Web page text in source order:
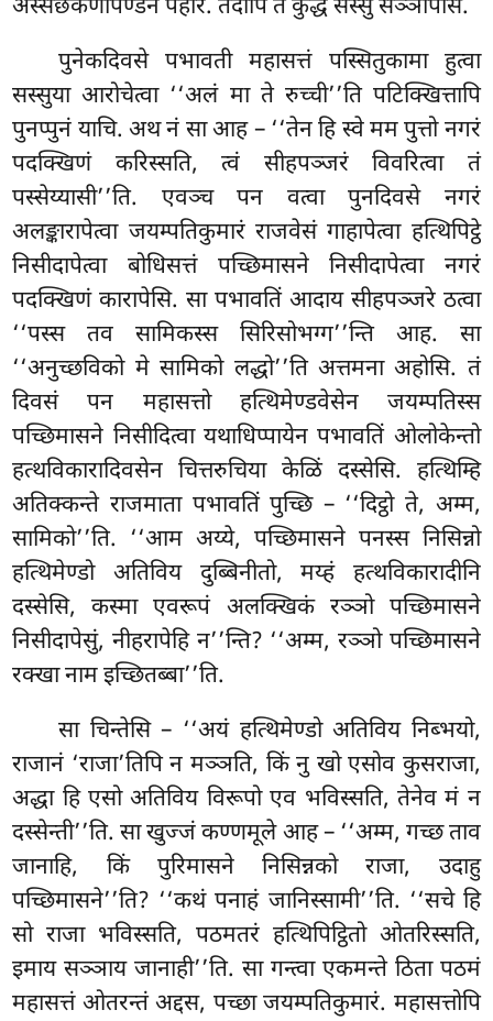
अस्सछकणपिण्डेन पहरि. तदापि तं कुद्धं सस्सु सञ्ञापेसि.
पुनेकदिवसे पभावती महासत्तं पस्सितुकामा हुत्वा
सस्सुया आरोचेत्वा ‘‘अलं मा ते रुच्ची’’ति पटिक्खित्तापि
पुनप्पुनं याचि. अथ नं सा आह – ‘‘तेन हि स्वे मम पुत्तो नगरं
पदक्खिणं करिस्सति, त्वं सीहपञ्जरं विवरित्वा तं
पस्सेय्यासी’’ति. एवञ्च पन वत्वा पुनदिवसे नगरं
अलङ्कारापेत्वा जयम्पतिकुमारं राजवेसं गाहापेत्वा हत्थिपिट्ठे
निसीदापेत्वा बोधिसत्तं पच्छिमासने निसीदापेत्वा नगरं
पदक्खिणं कारापेसि. सा पभावतिं आदाय सीहपञ्जरे ठत्वा
‘‘पस्स तव सामिकस्स सिरिसोभग्ग’’न्ति आह. सा
‘‘अनुच्छविको मे सामिको लद्धो’’ति अत्तमना अहोसि. तं
दिवसं पन महासत्तो हत्थिमेण्डवेसेन जयम्पतिस्स
पच्छिमासने निसीदित्वा यथाधिप्पायेन पभावतिं ओलोकेन्तो
हत्थविकारादिवसेन चित्तरुचिया केळिं दस्सेसि. हत्थिम्हि
अतिक्कन्ते राजमाता पभावतिं पुच्छि – ‘‘दिट्ठो ते, अम्म,
सामिको’’ति. ‘‘आम अय्ये, पच्छिमासने पनस्स निसिन्नो
हत्थिमेण्डो अतिविय दुब्बिनीतो, मय्हं हत्थविकारादीनि
दस्सेसि, कस्मा एवरूपं अलक्खिकं रञ्ञो पच्छिमासने
निसीदापेसुं, नीहरापेहि न’’न्ति? ‘‘अम्म, रञ्ञो पच्छिमासने
रक्खा नाम इच्छितब्बा’’ति.
सा चिन्तेसि – ‘‘अयं हत्थिमेण्डो अतिविय निब्भयो,
राजानं ‘राजा’तिपि न मञ्ञति, किं नु खो एसोव कुसराजा,
अद्धा हि एसो अतिविय विरूपो एव भविस्सति, तेनेव मं न
दस्सेन्ती’’ति. सा खुज्जं कण्णमूले आह – ‘‘अम्म, गच्छ ताव
जानाहि, किं पुरिमासने निसिन्नको राजा, उदाहु
पच्छिमासने’’ति? ‘‘कथं पनाहं जानिस्सामी’’ति. ‘‘सचे हि
सो राजा भविस्सति, पठमतरं हत्थिपिट्ठितो ओतरिस्सति,
इमाय सञ्ञाय जानाही’’ति. सा गन्त्वा एकमन्ते ठिता पठमं
महासत्तं ओतरन्तं अद्दस, पच्छा जयम्पतिकुमारं. महासत्तोपि